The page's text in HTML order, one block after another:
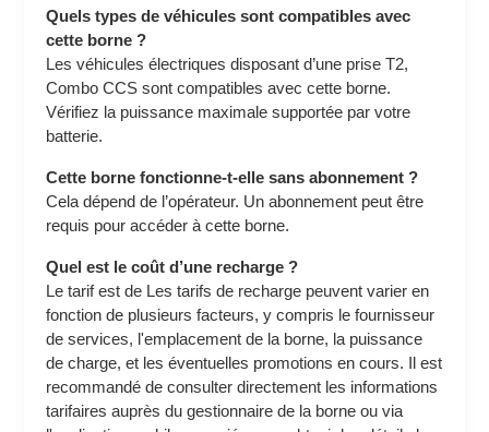
Quels types de véhicules sont compatibles avec
cette borne ?
Les véhicules électriques disposant d’une prise T2,
Combo CCS sont compatibles avec cette borne.
Vérifiez la puissance maximale supportée par votre
batterie.
Cette borne fonctionne-t-elle sans abonnement ?
Cela dépend de l’opérateur. Un abonnement peut être
requis pour accéder à cette borne.
Quel est le coût d’une recharge ?
Le tarif est de Les tarifs de recharge peuvent varier en
fonction de plusieurs facteurs, y compris le fournisseur
de services, l'emplacement de la borne, la puissance
de charge, et les éventuelles promotions en cours. Il est
recommandé de consulter directement les informations
tarifaires auprès du gestionnaire de la borne ou via